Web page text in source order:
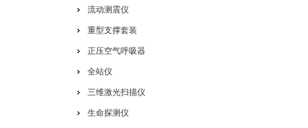
流动测震仪
重型支撑套装
正压空气呼吸器
全站仪
三维激光扫描仪
生命探测仪